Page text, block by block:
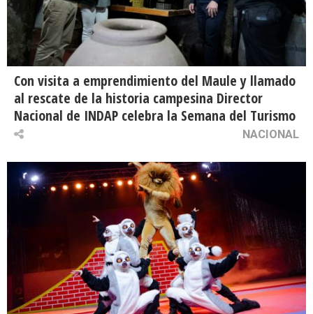
Con visita a emprendimiento del Maule y llamado
al rescate de la historia campesina Director
Nacional de INDAP celebra la Semana del Turismo
NACIONAL